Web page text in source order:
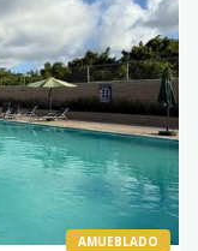
AMUEBLADO